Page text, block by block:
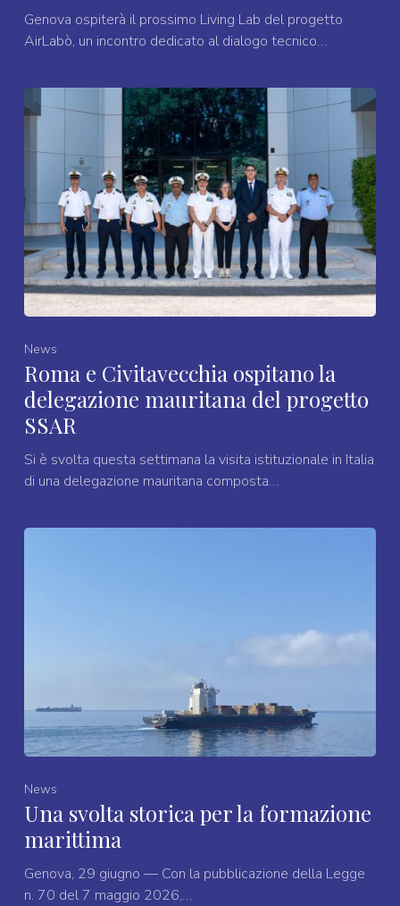
Genova ospiterà il prossimo Living Lab del progetto
AirLabò, un incontro dedicato al dialogo tecnico…
News
Roma e Civitavecchia ospitano la
delegazione mauritana del progetto
SSAR
Si è svolta questa settimana la visita istituzionale in Italia
di una delegazione mauritana composta…
News
Una svolta storica per la formazione
marittima
Genova, 29 giugno — Con la pubblicazione della Legge
n. 70 del 7 maggio 2026,…